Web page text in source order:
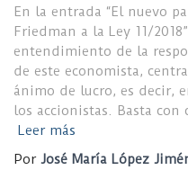
En la entrada “El nuevo
Friedman a la Ley 11/
entendimiento de la
de este economista,
ánimo de lucro, es decir,
los accionistas. Basta
Leer más
Por José María López